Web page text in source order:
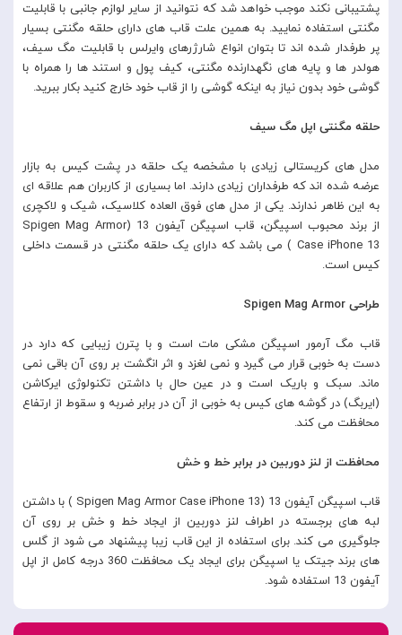
پشتیبانی نکند موجب خواهد شد که نتوانید از سایر لوازم جانبی با قابلیت
مگنتی استفاده نمایید. به همین علت قاب های دارای حلقه مگنتی بسیار
پر طرفدار شده اند تا بتوان انواع شارژرهای وایرلس با قابلیت مگ سیف،
هولدر ها و پایه های نگهدارنده مگنتی، کیف پول و استند ها را همراه با
گوشی خود بدون نیاز به اینکه گوشی را از قاب خود خارج کنید بکار ببرید.
حلقه مگنتی اپل مگ سیف
مدل های کریستالی زیادی با مشخصه یک حلقه در پشت کیس به بازار
عرضه شده اند که طرفداران زیادی دارند. اما بسیاری از کاربران هم علاقه ای
به این ظاهر ندارند. یکی از مدل های فوق العاده کلاسیک، شیک و لاکچری
از برند محبوب اسپیگن، قاب اسپیگن آیفون 13 (Spigen Mag Armor
Case iPhone 13 ) می باشد که دارای یک حلقه مگنتی در قسمت داخلی
کیس است.
طراحی Spigen Mag Armor
قاب مگ آرمور اسپیگن مشکی مات است و با پترن زیبایی که دارد در
دست به خوبی قرار می گیرد و نمی لغزد و اثر انگشت بر روی آن باقی نمی
ماند. سبک و باریک است و در عین حال با داشتن تکنولوژی ایرکاشن
(ایربگ) در گوشه های کیس به خوبی از آن در برابر ضربه و سقوط از ارتفاع
محافظت می کند.
محافظت از لنز دوربین در برابر خط و خش
قاب اسپیگن آیفون 13 (Spigen Mag Armor Case iPhone 13 ) با داشتن
لبه های برجسته در اطراف لنز دوربین از ایجاد خط و خش بر روی آن
جلوگیری می کند. برای استفاده از این قاب زیبا پیشنهاد می شود از گلس
های برند جیتک یا اسپیگن برای ایجاد یک محافظت 360 درجه کامل از اپل
آیفون 13 استفاده شود.